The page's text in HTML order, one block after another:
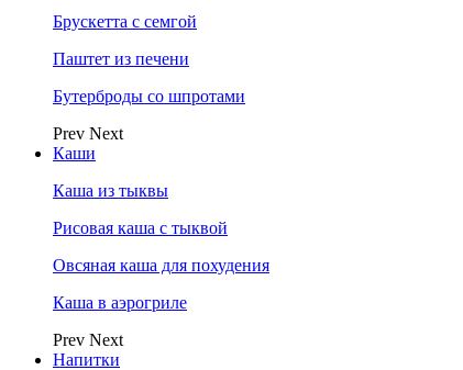
Брускетта с семгой
Паштет из печени
Бутерброды со шпротами
Prev Next
Каши
Каша из тыквы
Рисовая каша с тыквой
Овсяная каша для похудения
Каша в аэрогриле
Prev Next
Напитки